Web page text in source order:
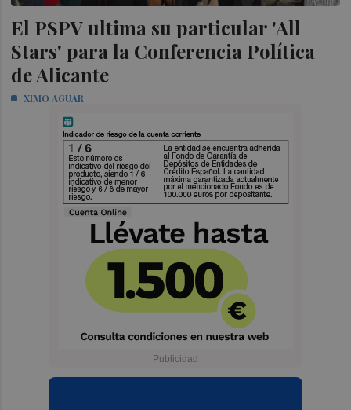
El PSPV ultima su particular 'All
Stars' para la Conferencia Política
de Alicante
XIMO AGUAR